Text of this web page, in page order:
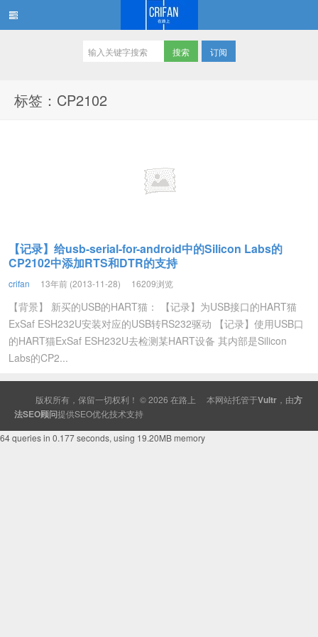
订阅
标签：CP2102
【记录】给usb-serial-for-android中的Silicon Labs的
CP2102中添加RTS和DTR的支持
crifan 13年前 (2013-11-28) 16209浏览
【背景】 新买的USB的HART猫： 【记录】为USB接口的HART猫
ExSaf ESH232U安装对应的USB转RS232驱动 【记录】使用USB口
的HART猫ExSaf ESH232U去检测某HART设备 其内部是Silicon
Labs的CP2...
版权所有，保留一切权利！ © 2026 在路上 本网站托管于Vultr ，由方
法SEO顾问提供SEO优化技术支持
64 queries in 0.177 seconds, using 19.20MB memory